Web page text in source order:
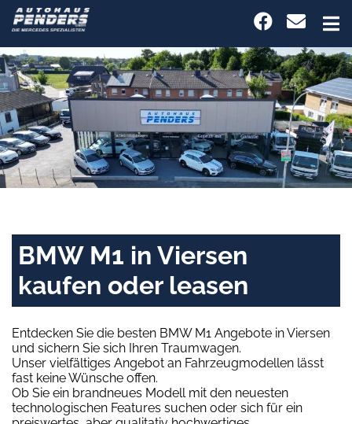
BMW M1 in Viersen
kaufen oder leasen
Entdecken Sie die besten BMW M1 Angebote in Viersen
und sichern Sie sich Ihren Traumwagen.
Unser vielfältiges Angebot an Fahrzeugmodellen lässt
fast keine Wünsche offen.
Ob Sie ein brandneues Modell mit den neuesten
technologischen Features suchen oder sich für ein